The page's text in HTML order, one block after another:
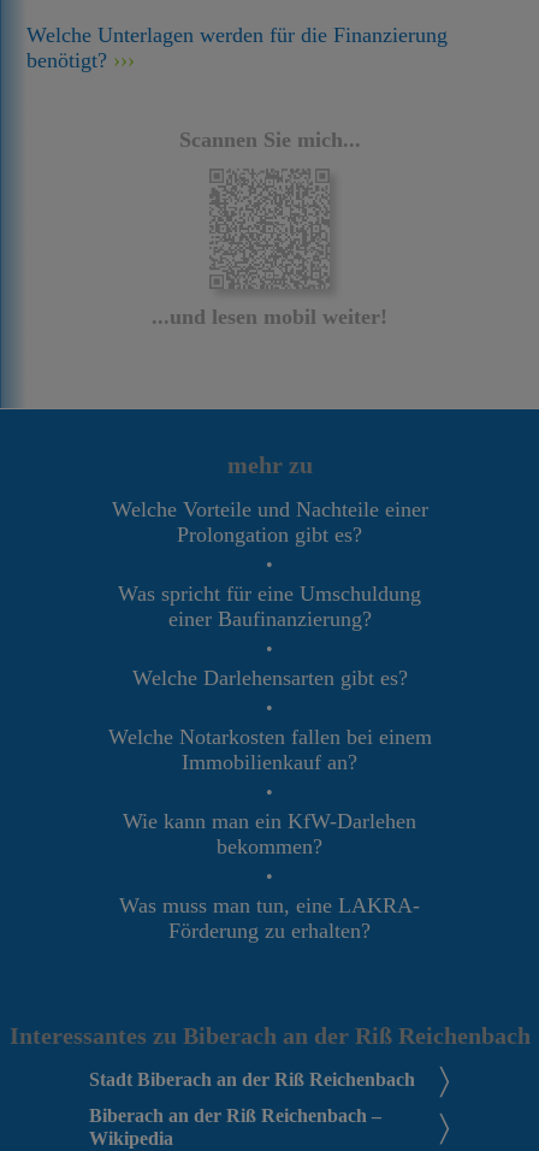
Welche Unterlagen werden für die Finanzierung
benötigt?
Scannen Sie mich...
...und lesen mobil weiter!
mehr zu
Welche Vorteile und Nachteile einer
Prolongation gibt es?
•
Was spricht für eine Umschuldung
einer Baufinanzierung?
•
Welche Darlehensarten gibt es?
•
Welche Notarkosten fallen bei einem
Immobilienkauf an?
•
Wie kann man ein KfW-Darlehen
bekommen?
•
Was muss man tun, eine LAKRA-
Förderung zu erhalten?
Interessantes zu Biberach an der Riß Reichenbach
Stadt Biberach an der Riß Reichenbach
Biberach an der Riß Reichenbach –
Wikipedia